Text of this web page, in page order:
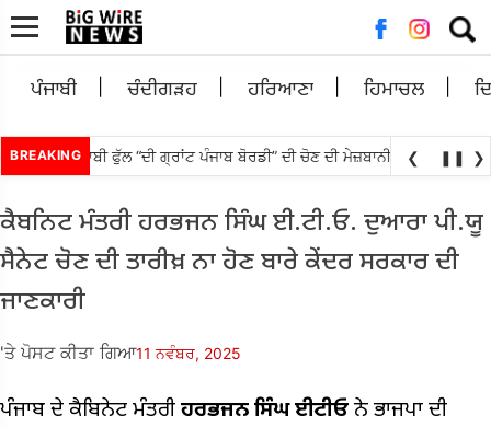
ਲਈ
ਖੋਜ:
ਪੰਜਾਬੀ ਚੰਦੀਗੜਹ ਹਰਿਆਣਾ ਹਿਮਾਚਲ
BREAKINGਪੰਜਾਬੀ ਫੁੱਲ “ਦੀ ਗ੍ਰਾਂਟ ਪੰਜਾਬ ਬੋਰਡੀ” ਦੀ ਚੋਣ ਦੀ ਮੇਜ਼ਬਾਨੀ ਸਿਨੇਮਾ ਅਤੇ ਸੈਰ-
❮ ❚❚ ❯
ਕੈਬਨਿਟ ਮੰਤਰੀ ਹਰਭਜਨ ਸਿੰਘ ਈ.ਟੀ.ਓ. ਦੁਆਰਾ ਪੀ.ਯੂ
ਸੈਨੇਟ ਚੋਣ ਦੀ ਤਾਰੀਖ਼ ਨਾ ਹੋਣ ਬਾਰੇ ਕੇਂਦਰ ਸਰਕਾਰ ਦੀ
ਜਾਣਕਾਰੀ
'ਤੇ ਪੋਸਟ ਕੀਤਾ ਗਿਆ11 ਨਵੰਬਰ, 2025
ਪੰਜਾਬ ਦੇ ਕੈਬਿਨੇਟ ਮੰਤਰੀ ਹਰਭਜਨ ਸਿੰਘ ਈਟੀਓ ਨੇ ਭਾਜਪਾ ਦੀ